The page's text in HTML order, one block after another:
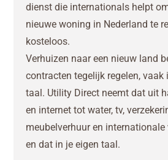
dienst die internationals helpt
nieuwe woning in Nederland te
kosteloos.
Verhuizen naar een nieuw land
contracten tegelijk regelen, vaak
taal. Utility Direct neemt dat uit
en internet tot water, tv,
meubelverhuur en
en dat in je eigen taal.